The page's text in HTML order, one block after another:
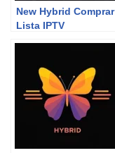
New Hybrid Comprar
Lista IPTV